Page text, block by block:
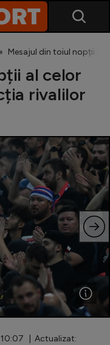
Mesajul din toiul nopții al
al celor
rivalilor
| Actualizat: